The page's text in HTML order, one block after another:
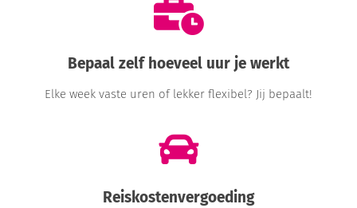
Bepaal zelf hoeveel uur je werkt
Elke week vaste uren of lekker flexibel? Jij bepaalt!
Reiskostenvergoeding